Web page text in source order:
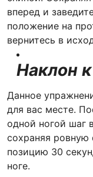
вперед и
положение на
вернитесь в
Наклон
Данное
для вас месте.
одной ногой шаг
сохраняя ровную
позицию 30
ноге.